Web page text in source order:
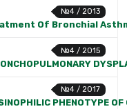
№4 / 2013
Of Bronchial
№4 / 2015
№4 / 2017
PHENOTYPE